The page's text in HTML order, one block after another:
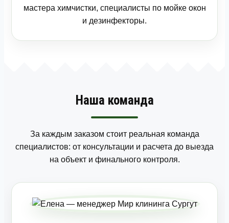
мастера химчистки, специалисты по мойке окон
и дезинфекторы.
Наша команда
За каждым заказом стоит реальная команда
специалистов: от консультации и расчета до выезда
на объект и финального контроля.